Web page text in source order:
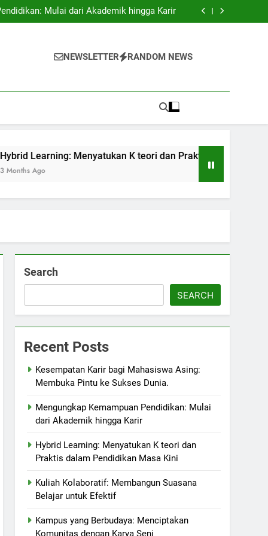
Mulai dari Akademik hingga Karir
K teori dan Praktis dalam Pendidikan Masa
Mulai dari Akademik hingga Karir
teori dan Praktis dalam Pendidikan Masa
NEWSLETTER RANDOM NEWS
K teori dan Praktis dalam Pendidikan Masa Kini
Search
SEARCH
Recent Posts
Kesempatan Karir bagi Mahasiswa Asing:
Membuka Pintu ke Sukses Dunia.
Mengungkap Kemampuan Pendidikan: Mulai
dari Akademik hingga Karir
Hybrid Learning: Menyatukan K teori dan
Praktis dalam Pendidikan Masa Kini
Kuliah Kolaboratif: Membangun Suasana
Belajar untuk Efektif
Kampus yang Berbudaya: Menciptakan
Komunitas dengan Karya Seni